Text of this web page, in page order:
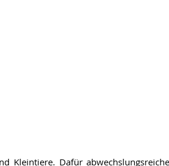
Kleintiere. Dafür